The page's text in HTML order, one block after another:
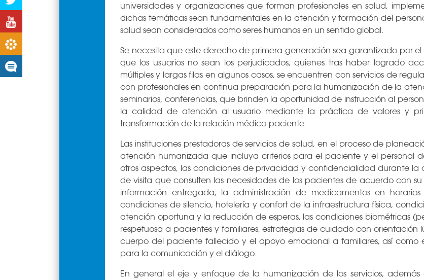
universidades y organizaciones que forman profesionales en salud,
dichas temáticas sean fundamentales en la atención y formación del
salud sean considerados como seres humanos en un sentido global.
Se necesita que este derecho de primera generación sea garantizado por
que los usuarios no sean los perjudicados, quienes tras haber logrado
múltiples y largas filas en algunos casos, se encuentren con servicios de
con profesionales en continua preparación para la humanización de la
seminarios, conferencias, que brinden la oportunidad de instrucción al
la calidad de atención al usuario mediante la práctica de valores y
transformación de la relación médico-paciente.
Las instituciones prestadoras de servicios de salud, en el proceso de
atención humanizada que incluya criterios para el paciente y el personal
otros aspectos, las condiciones de privacidad y confidencialidad durante
de visita que consulten las necesidades de los pacientes de acuerdo con
información entregada, la administración de medicamentos en
condiciones de silencio, hotelería y confort de la infraestructura física,
atención oportuna y la reducción de esperas, las condiciones biométricas
respetuosa a pacientes y familiares, estrategias de cuidado con orientación
cuerpo del paciente fallecido y el apoyo emocional a familiares, así como
para la comunicación y el diálogo.
En general el eje y enfoque de la humanización de los servicios,